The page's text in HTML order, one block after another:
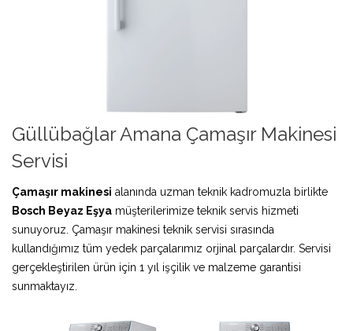
Güllübağlar Amana Çamaşır Makinesi
Servisi
Çamaşır makinesi alanında uzman teknik kadromuzla birlikte
Bosch Beyaz Eşya müşterilerimize teknik servis hizmeti
sunuyoruz. Çamaşır makinesi teknik servisi sırasında
kullandığımız tüm yedek parçalarımız orjinal parçalardır. Servisi
gerçekleştirilen ürün için 1 yıl işçilik ve malzeme garantisi
sunmaktayız.